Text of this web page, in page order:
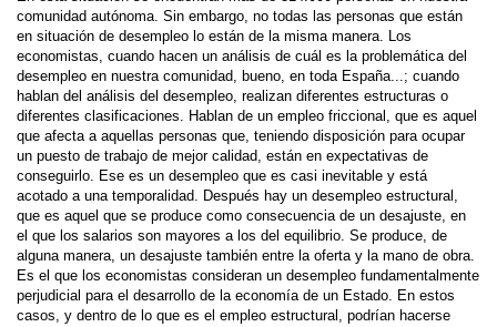
comunidad autónoma. Sin embargo, no todas las personas que están
en situación de desempleo lo están de la misma manera. Los
economistas, cuando hacen un análisis de cuál es la problemática del
desempleo en nuestra comunidad, bueno, en toda España...; cuando
hablan del análisis del desempleo, realizan diferentes estructuras o
diferentes clasificaciones. Hablan de un empleo friccional, que es aquel
que afecta a aquellas personas que, teniendo disposición para ocupar
un puesto de trabajo de mejor calidad, están en expectativas de
conseguirlo. Ese es un desempleo que es casi inevitable y está
acotado a una temporalidad. Después hay un desempleo estructural,
que es aquel que se produce como consecuencia de un desajuste, en
el que los salarios son mayores a los del equilibrio. Se produce, de
alguna manera, un desajuste también entre la oferta y la mano de obra.
Es el que los economistas consideran un desempleo fundamentalmente
perjudicial para el desarrollo de la economía de un Estado. En estos
casos, y dentro de lo que es el empleo estructural, podrían hacerse